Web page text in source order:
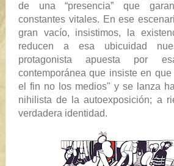
de una “presencia” que
constantes vitales. En ese
gran vacío, insistimos, la
reducen a esa ubicuidad
protagonista apuesta por
contemporánea que insiste en
el fin no los medios" y se lanza
nihilista de la autoexposición; a
verdadera identidad.